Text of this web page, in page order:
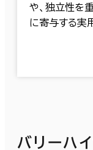
や、独立性を
に寄与する実
バリーハ